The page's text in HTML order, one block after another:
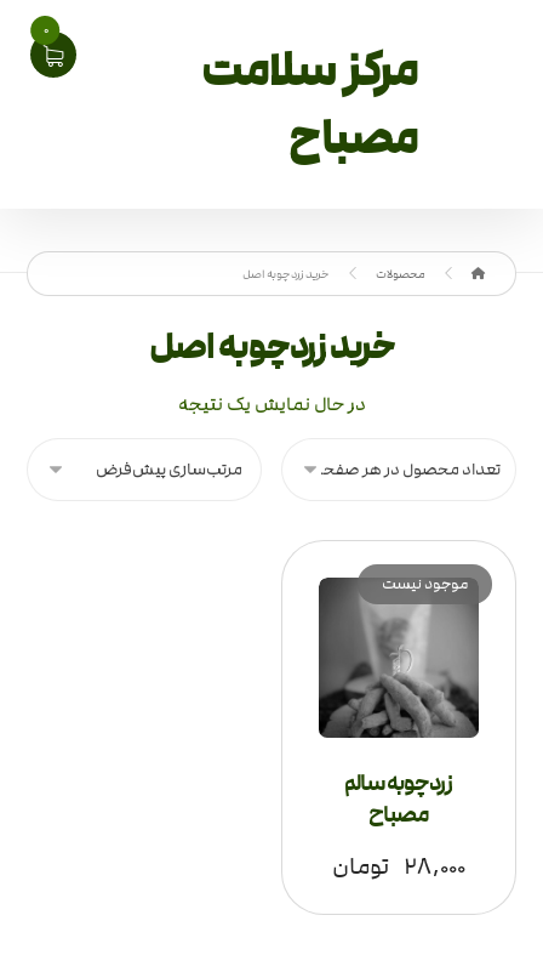
مرکز سلامت
مصباح
0
محصولات خرید زردچوبه اصل
خرید زردچوبه اصل
در حال نمایش یک نتیجه
زردچوبه سالم
مصباح
۲۸,۰۰۰ تومان
موجود نیست